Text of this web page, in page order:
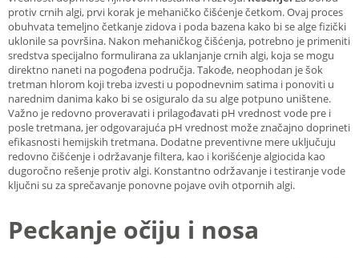
protiv crnih algi, prvi korak je mehaničko čišćenje četkom. Ovaj proces
obuhvata temeljno četkanje zidova i poda bazena kako bi se alge fizički
uklonile sa površina. Nakon mehaničkog čišćenja, potrebno je primeniti
sredstva specijalno formulirana za uklanjanje crnih algi, koja se mogu
direktno naneti na pogođena područja. Takođe, neophodan je šok
tretman hlorom koji treba izvesti u popodnevnim satima i ponoviti u
narednim danima kako bi se osiguralo da su alge potpuno uništene.
Važno je redovno proveravati i prilagođavati pH vrednost vode pre i
posle tretmana, jer odgovarajuća pH vrednost može značajno doprineti
efikasnosti hemijskih tretmana. Dodatne preventivne mere uključuju
redovno čišćenje i održavanje filtera, kao i korišćenje algiocida kao
dugoročno rešenje protiv algi. Konstantno održavanje i testiranje vode
ključni su za sprečavanje ponovne pojave ovih otpornih algi.
Peckanje očiju i nosa